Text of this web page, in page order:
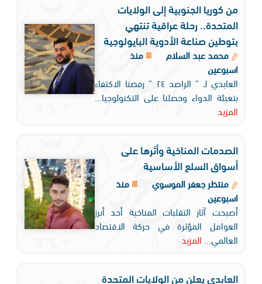
من كوريا الجنوبية إلى الولايات
المتحدة.. رحلة عراقية تنتهي
بتوطين صناعة الأدوية البايولوجية
محمد عبد السلام
منذ
اسبوعين
العابدي لـ ” الراصد ٢٤ ” رفضنا الاكتفاء
بتعبئة الدواء وحصلنا على التكنولوجيا...
المزيد
الصدمات المناخية وأثرها على
أسواق السلع الأساسية
منتظر جعفر الموسوي
منذ
اسبوعين
أصبحت آثار التقلبات المناخية أحد أبرز
العوامل المؤثرة في حركة الاقتصاد
العالمي...
المزيد
العابدي يعلن من الولايات المتحدة